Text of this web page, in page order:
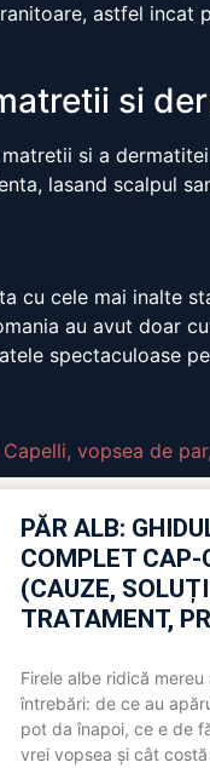
astfel incat
si
si a
lasand scalpul
cu cele mai inalte
au avut doar
spectaculoase
, vopsea de par,
PĂR ALB:
COMPLET CAP-
(CAUZE,
TRATAMENT,
Firele albe ridică mereu
întrebări: de ce au
pot da înapoi, ce e de
vrei vopsea și cât